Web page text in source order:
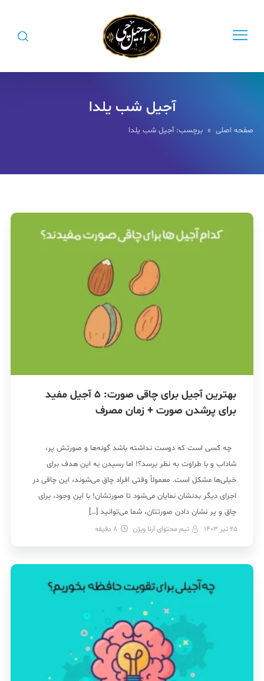
آجیل شب یلدا
صفحه اصلی» برچسب: آجیل شب یلدا
بهترین آجیل برای چاقی صورت: 5 آجیل مفید
برای پرشدن صورت + زمان مصرف
چه کسی است که دوست نداشته باشد گونه‌ها و صورتش پر،
شاداب و با طراوت به نظر برسد؟! اما رسیدن به این هدف برای
خیلی‌ها مشکل است. معمولاً وقتی افراد چاق می‌شوند، این چاقی در
اجزای دیگر بدنشان نمایان می‌شود تا صورتشان! با این وجود، برای
چاق و پر نشان دادن صورتتان، شما می‌توانید […]
25 تیر 1403 تیم محتوای آرنا ویژن 8 دقیقه